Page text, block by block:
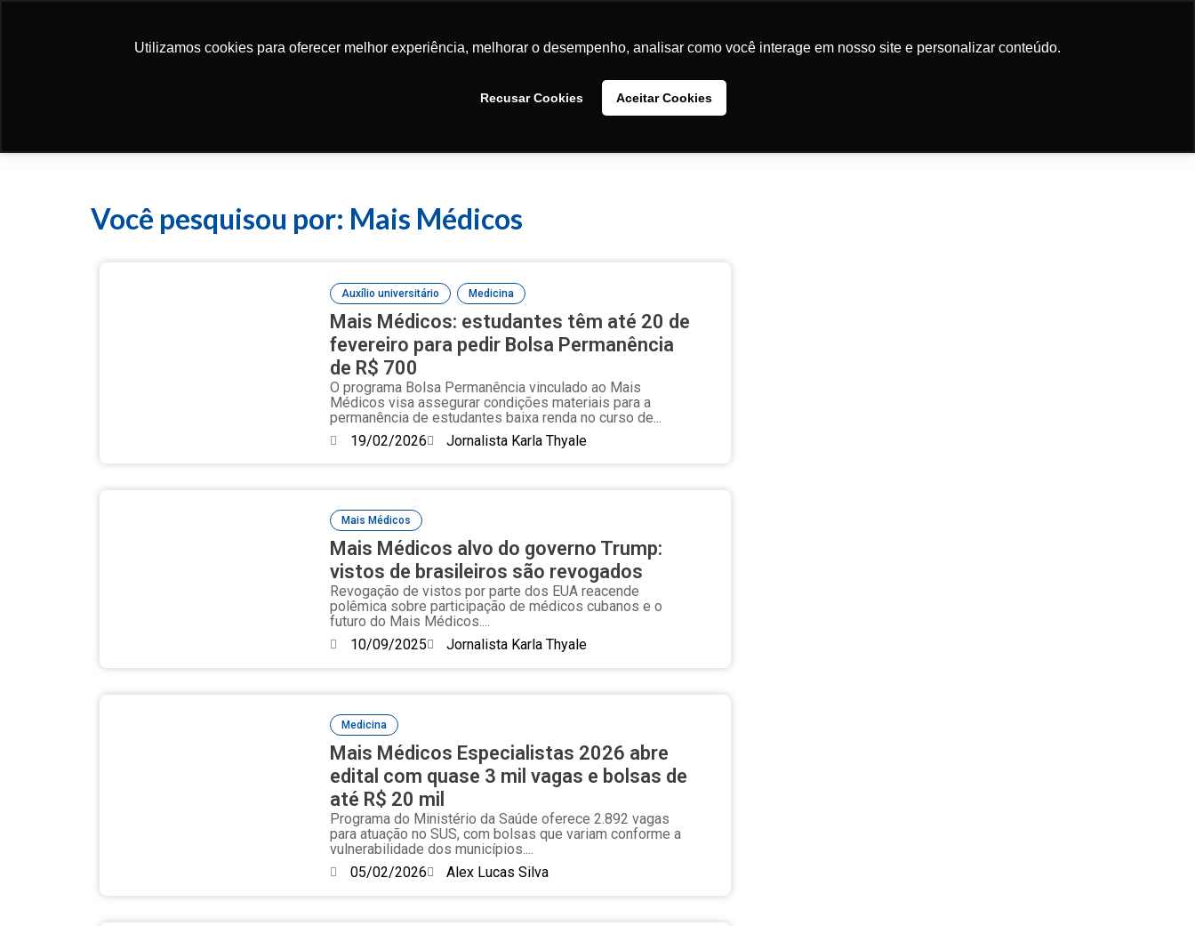
Utilizamos cookies para oferecer melhor experiência, melhorar o desempenho, analisar como você interage em nosso site e personalizar conteúdo.
Recusar Cookies Aceitar Cookies
Utilizamos cookies para oferecer melhor experiência, melhorar o desempenho, analisar como você interage em nosso site e personalizar conteúdo.
Recusar Cookies Aceitar Cookies
Você pesquisou por: Mais Médicos
Auxílio universitário , Medicina
Mais Médicos: estudantes têm até 20 de
fevereiro para pedir Bolsa Permanência
de R$ 700
O programa Bolsa Permanência vinculado ao Mais
Médicos visa assegurar condições materiais para a
permanência de estudantes baixa renda no curso de...
19/02/2026
Jornalista Karla Thyale
Mais Médicos
Mais Médicos alvo do governo Trump:
vistos de brasileiros são revogados
Revogação de vistos por parte dos EUA reacende
polêmica sobre participação de médicos cubanos e o
futuro do Mais Médicos....
10/09/2025
Jornalista Karla Thyale
Medicina
Mais Médicos Especialistas 2026 abre
edital com quase 3 mil vagas e bolsas de
até R$ 20 mil
Programa do Ministério da Saúde oferece 2.892 vagas
para atuação no SUS, com bolsas que variam conforme a
vulnerabilidade dos municípios....
05/02/2026
Alex Lucas Silva